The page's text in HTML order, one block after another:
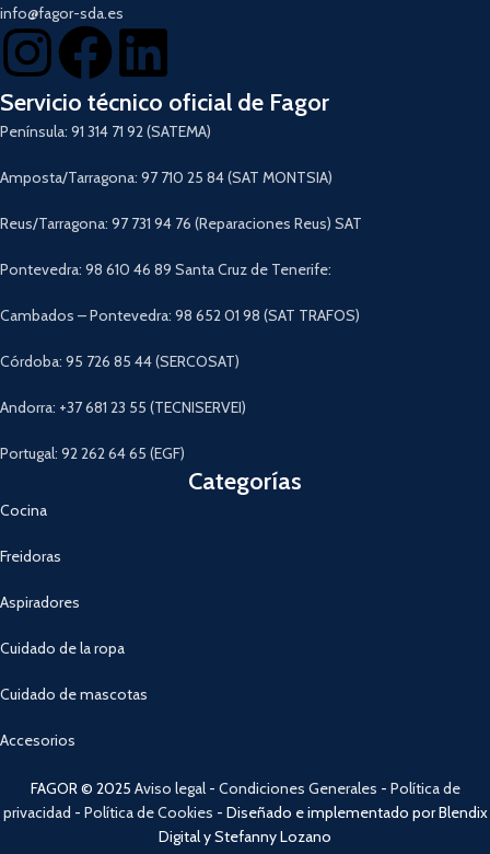
info@fagor-sda.es
Servicio técnico oficial de Fagor
Península: 91 314 71 92 (SATEMA)
Amposta/Tarragona: 97 710 25 84 (SAT MONTSIA)
Reus/Tarragona: 97 731 94 76 (Reparaciones Reus) SAT
Pontevedra: 98 610 46 89 Santa Cruz de Tenerife:
Cambados – Pontevedra: 98 652 01 98 (SAT TRAFOS)
Córdoba: 95 726 85 44 (SERCOSAT)
Andorra: +37 681 23 55 (TECNISERVEI)
Portugal: 92 262 64 65 (EGF)
Categorías
Cocina
Freidoras
Aspiradores
Cuidado de la ropa
Cuidado de mascotas
Accesorios
FAGOR © 2025 Aviso legal- Condiciones Generales - Política de
privacidad - Política de Cookies - Diseñado e implementado por Blendix
Digital y Stefanny Lozano